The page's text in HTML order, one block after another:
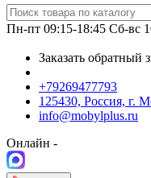
Пн-пт 09:15-18:45 Сб-вс
Заказать обратный
+79269477793
125430, Россия, г.
info@mobylplus.ru
Онлайн -